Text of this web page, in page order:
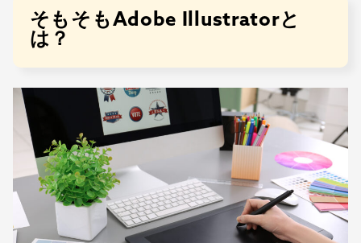
そもそもAdobe Illustratorと
は？